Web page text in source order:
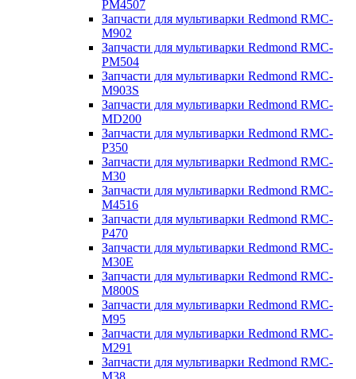
PM4507
Запчасти для мультиварки Redmond RMC-
M902
Запчасти для мультиварки Redmond RMC-
PM504
Запчасти для мультиварки Redmond RMC-
M903S
Запчасти для мультиварки Redmond RMC-
MD200
Запчасти для мультиварки Redmond RMC-
P350
Запчасти для мультиварки Redmond RMC-
M30
Запчасти для мультиварки Redmond RMC-
M4516
Запчасти для мультиварки Redmond RMC-
P470
Запчасти для мультиварки Redmond RMC-
M30E
Запчасти для мультиварки Redmond RMC-
M800S
Запчасти для мультиварки Redmond RMC-
M95
Запчасти для мультиварки Redmond RMC-
M291
Запчасти для мультиварки Redmond RMC-
M38